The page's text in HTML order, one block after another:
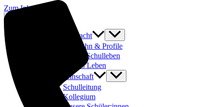
Zum Inhalt springen
Was uns ausmacht
Laufbahn & Profile
Buntes Schulleben
Fit fürs Leben
Schulgemeinschaft
Schulleitung
Kollegium